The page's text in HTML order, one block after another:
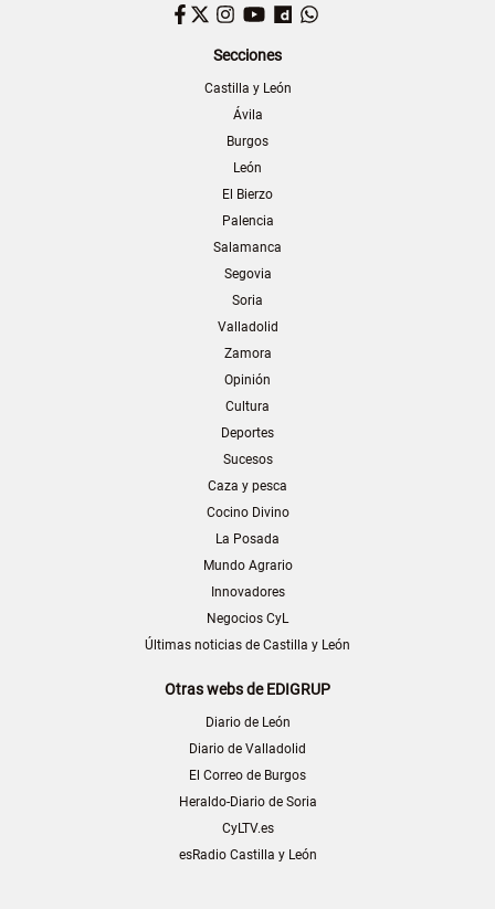
Facebook
TwitterInstagram
YouTubeDailymotion
Secciones
Castilla y León
Ávila
Burgos
León
El Bierzo
Palencia
Salamanca
Segovia
Soria
Valladolid
Zamora
Opinión
Cultura
Deportes
Sucesos
Caza y pesca
Cocino Divino
La Posada
Mundo Agrario
Innovadores
Negocios CyL
Últimas noticias de Castilla y León
Otras webs de EDIGRUP
Diario de León
Diario de Valladolid
El Correo de Burgos
Heraldo-Diario de Soria
CyLTV.es
esRadio Castilla y León